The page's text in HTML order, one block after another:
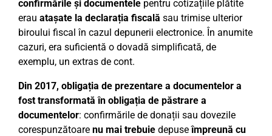
confirmările și documentele pentru cotizațiile plătite
erau atașate la declarația fiscală sau trimise ulterior
biroului fiscal în cazul depunerii electronice. În anumite
cazuri, era suficientă o dovadă simplificată, de
exemplu, un extras de cont.
Din 2017, obligația de prezentare a documentelor a
fost transformată în obligația de păstrare a
documentelor: confirmările de donații sau dovezile
corespunzătoare nu mai trebuie depuseîmpreună cu